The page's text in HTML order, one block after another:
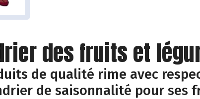
des fruits et
de qualité rime avec
de saisonnalité pour ses